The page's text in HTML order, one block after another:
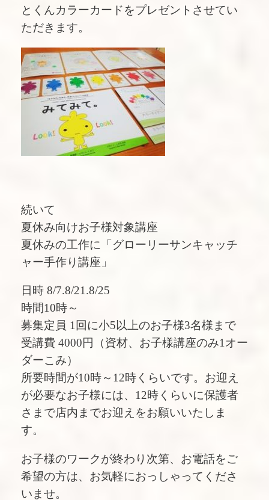
とくんカラーカードをプレゼントさせてい
ただきます。
続いて
夏休み向けお子様対象講座
夏休みの工作に「グローリーサンキャッチ
ャー手作り講座」
日時 8/7.8/21.8/25
時間10時～
募集定員 1回に小5以上のお子様3名様まで
受講費 4000円（資材、お子様講座のみ1オー
ダーこみ）
所要時間が10時～12時くらいです。お迎え
が必要なお子様には、12時くらいに保護者
さまで店内までお迎えをお願いいたしま
す。
お子様のワークが終わり次第、お電話をご
希望の方は、お気軽におっしゃってくださ
いませ。